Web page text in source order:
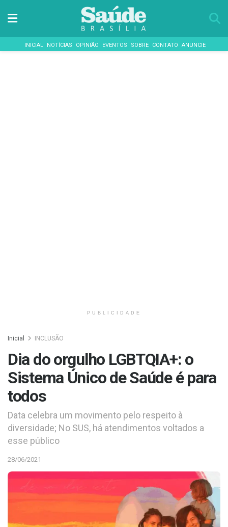
INICIAL NOTÍCIAS OPINIÃO EVENTOS SOBRE CONTATO ANUNCIE
PUBLICIDADE
Inicial INCLUSÃO
Dia do orgulho LGBTQIA+: o
Sistema Único de Saúde é para
todos
Data celebra um movimento pelo respeito à
diversidade; No SUS, há atendimentos voltados a
esse público
28/06/2021